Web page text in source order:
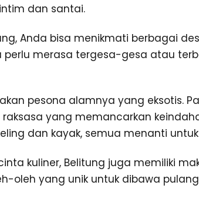
dan santai.
Anda bisa menikmati berbagai
merasa tergesa-gesa atau
pesona alamnya yang eksotis.
yang memancarkan
dan kayak, semua menanti
kuliner, Belitung juga memiliki
oleh yang unik untuk dibawa